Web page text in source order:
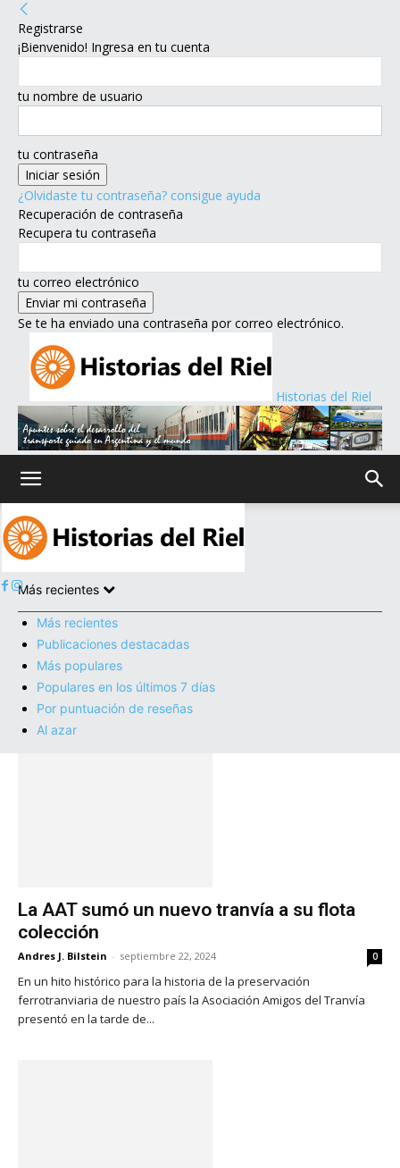
Registrarse
¡Bienvenido! Ingresa en tu cuenta
tu nombre de usuario
tu contraseña
¿Olvidaste tu contraseña? consigue ayuda
Recuperación de contraseña
Recupera tu contraseña
tu correo electrónico
Se te ha enviado una contraseña por correo electrónico.
Historias del Riel
Inicio
Tranvías
Más recientes
Más recientes
Publicaciones destacadas
Más populares
Populares en los últimos 7 días
Por puntuación de reseñas
Al azar
La AAT sumó un nuevo tranvía a su flota
colección
Andres J. Bilstein - septiembre 22, 2024 0
En un hito histórico para la historia de la preservación
ferrotranviaria de nuestro país la Asociación Amigos del Tranvía
presentó en la tarde de...